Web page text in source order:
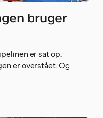
bruger
er sat op.
er overstået. Og